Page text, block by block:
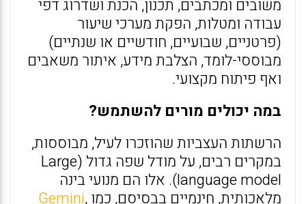
משובים ומכתבים, תכנון, הכנת ושדרוג דפי
עבודה ומטלות, הפקת מערכי שיעור
(פרטניים, שבועיים, חודשיים או שנתיים)
מבוססי-לומד, הצלבת מידע, איתור משאבים
ואף פיתוח מקצועי.
במה יכולים מורים להשתמש?
הרשתות העצביות שהוזכרו לעיל, מבוססות,
במקרים רבים, על מודל שפה גדול (Large
language model). אלו הם מנועי בינה
מלאכותית, חינמיים בבסיסם, כמו Gemini,